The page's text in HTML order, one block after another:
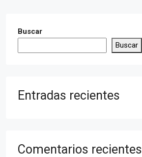
Buscar
Buscar
Entradas recientes
Comentarios recientes